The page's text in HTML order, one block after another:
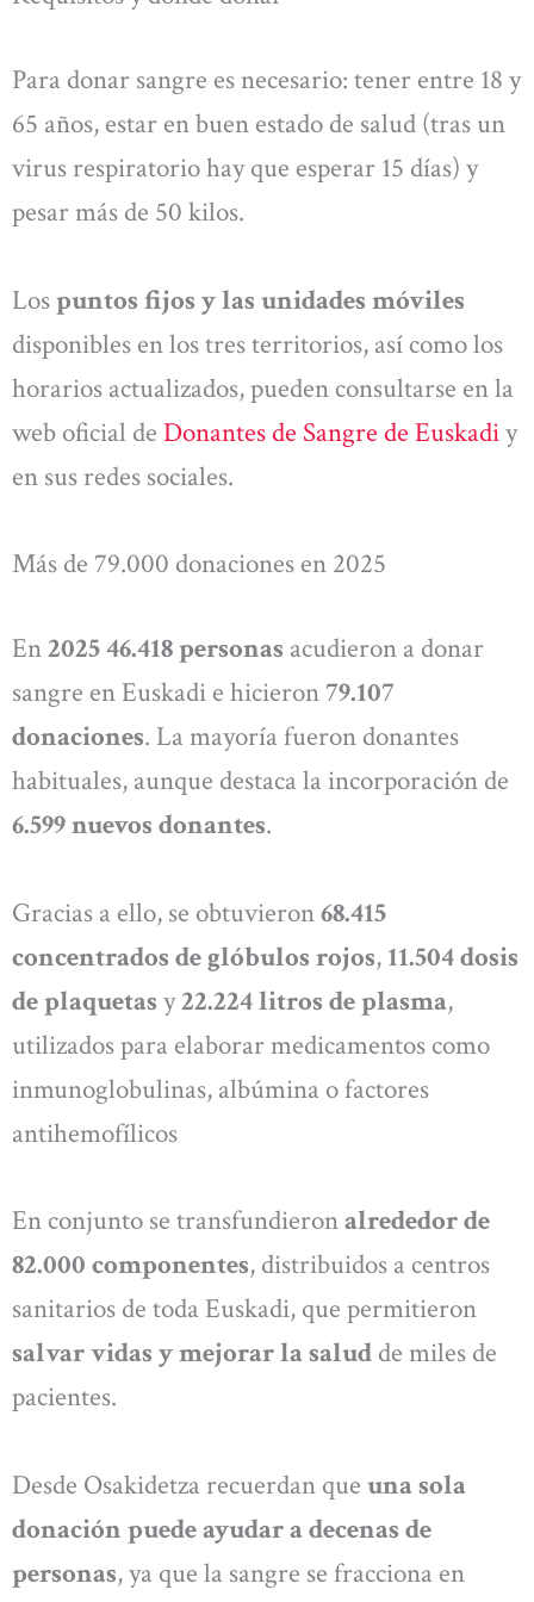
Para donar sangre es necesario: tener entre 18 y
65 años, estar en buen estado de salud (tras un
virus respiratorio hay que esperar 15 días) y
pesar más de 50 kilos.
Lospuntos fijos y las unidades móviles
disponibles en los tres territorios, así como los
horarios actualizados, pueden consultarse en la
web oficial de Donantes de Sangre de Euskadiy
en sus redes sociales.
Más de 79.000 donaciones en 2025
En202546.418 personas acudieron a donar
sangre en Euskadi e hicieron79.107
donaciones. La mayoría fueron donantes
habituales, aunque destaca la incorporación de
6.599 nuevos donantes.
Gracias a ello, se obtuvieron68.415
concentrados de glóbulos rojos, 11.504 dosis
de plaquetas y22.224 litros de plasma,
utilizados para elaborar medicamentos como
inmunoglobulinas, albúmina o factores
antihemofílicos
En conjunto se transfundieronalrededor de
82.000 componentes, distribuidos a centros
sanitarios de toda Euskadi, que permitieron
salvar vidas y mejorar la salud de miles de
pacientes.
Desde Osakidetza recuerdan que una sola
donación puede ayudar a decenas de
personas, ya que la sangre se fracciona en